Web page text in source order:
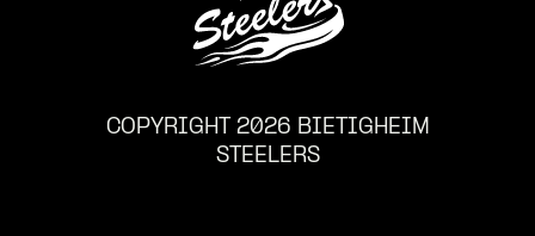
COPYRIGHT 2026 BIETIGHEIM
STEELERS